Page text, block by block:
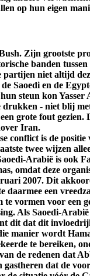
op hun eigen
Zijn grootste
banden
partijen niet altijd
Saoedi en de
steun kon
drukken - niet blij
grote fout gezien.
Iran.
conflict is de positie
twee wijzen
Arabië is ook
omdat deze
2007. Dit
daarmee een
te vormen voor een
Als Saoedi-
dit dat dit
manier wordt
te bereiken,
de redenen dat
gastheren dat de